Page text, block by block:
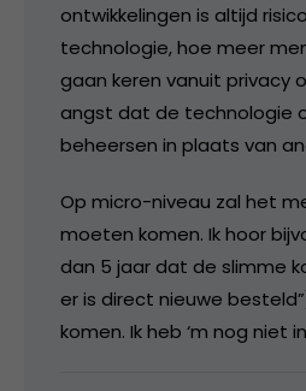
ontwikkelingen is altijd
technologie, hoe meer
gaan keren vanuit privacy
angst dat de technologie
beheersen in plaats van
Op micro-niveau zal het
moeten komen. Ik hoor
dan 5 jaar dat de slimme
er is direct nieuwe
komen. Ik heb ‘m nog niet